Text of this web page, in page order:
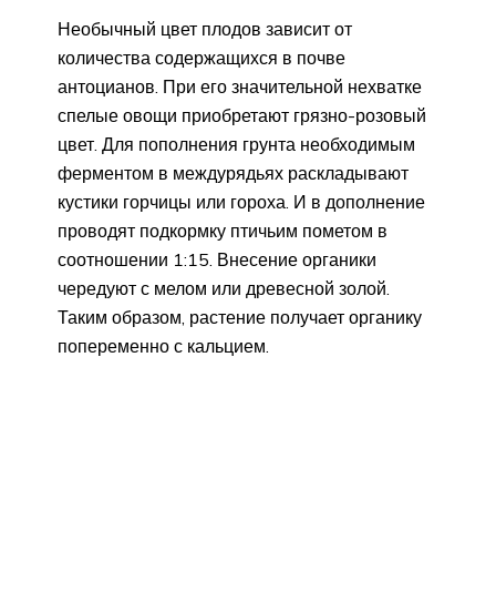
Необычный цвет плодов зависит от
количества содержащихся в почве
антоцианов. При его значительной нехватке
спелые овощи приобретают грязно-розовый
цвет. Для пополнения грунта необходимым
ферментом в междурядьях раскладывают
кустики горчицы или гороха. И в дополнение
проводят подкормку птичьим пометом в
соотношении 1:15. Внесение органики
чередуют с мелом или древесной золой.
Таким образом, растение получает органику
попеременно с кальцием.